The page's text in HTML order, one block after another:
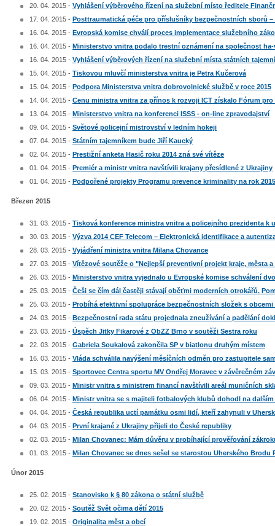
20. 04. 2015 - Vyhlášení výběrového řízení na služební místo ředitele
17. 04. 2015 - Posttraumatická péče pro příslušníky bezpečnostních sborů
16. 04. 2015 - Evropská komise chválí proces implementace služebního
16. 04. 2015 - Ministerstvo vnitra podalo trestní oznámení na společnost
16. 04. 2015 - Vyhlášení výběrových řízení na služební místa státních
15. 04. 2015 - Tiskovou mluvčí ministerstva vnitra je Petra Kučerová
15. 04. 2015 - Podpora Ministerstva vnitra dobrovolnické službě v roce 2015
14. 04. 2015 - Cenu ministra vnitra za přínos k rozvoji ICT získalo Fórum pro
13. 04. 2015 - Ministerstvo vnitra na konferenci ISSS - on-line zpravodajství
09. 04. 2015 - Světové policejní mistrovství v ledním hokeji
07. 04. 2015 - Státním tajemníkem bude Jiří Kaucký
02. 04. 2015 - Prestižní anketa Hasič roku 2014 zná své vítěze
01. 04. 2015 - Premiér a ministr vnitra navštívili krajany přesídlené z Ukrajiny
01. 04. 2015 - Podpořené projekty Programu prevence kriminality na rok 2015
Březen 2015
31. 03. 2015 - Tisková konference ministra vnitra a policejního prezidenta k
30. 03. 2015 - Výzva 2014 CEF Telecom – Elektronická identifikace a
28. 03. 2015 - Vyjádření ministra vnitra Milana Chovance
27. 03. 2015 - Vítězové soutěže o "Nejlepší preventivní projekt kraje, města a
26. 03. 2015 - Ministerstvo vnitra vyjednalo u Evropské komise schválení
25. 03. 2015 - Češi se čím dál častěji stávají oběťmi moderních otrokářů.
25. 03. 2015 - Probíhá efektivní spolupráce bezpečnostních složek s obcemi
24. 03. 2015 - Bezpečnostní rada státu projednala zneužívání a padělání
23. 03. 2015 - Úspěch Jitky Fikarové z ObZZ Brno v soutěži Sestra roku
22. 03. 2015 - Gabriela Soukalová zakončila SP v biatlonu druhým místem
16. 03. 2015 - Vláda schválila navýšení měsíčních odměn pro zastupitele
15. 03. 2015 - Sportovec Centra sportu MV Ondřej Moravec v závěrečném
09. 03. 2015 - Ministr vnitra s ministrem financí navštívili areál muničních
06. 04. 2015 - Ministr vnitra se s majiteli fotbalových klubů dohodl na
04. 04. 2015 - Česká republika uctí památku osmi lidí, kteří zahynuli v
04. 03. 2015 - První krajané z Ukrajiny přijeli do České republiky
02. 03. 2015 - Milan Chovanec: Mám důvěru v probíhající prověřování
01. 03. 2015 - Milan Chovanec se dnes sešel se starostou Uherského Brodu
Únor 2015
25. 02. 2015 - Stanovisko k § 80 zákona o státní službě
20. 02. 2015 - Soutěž Svět očima dětí 2015
19. 02. 2015 - Originalita měst a obcí